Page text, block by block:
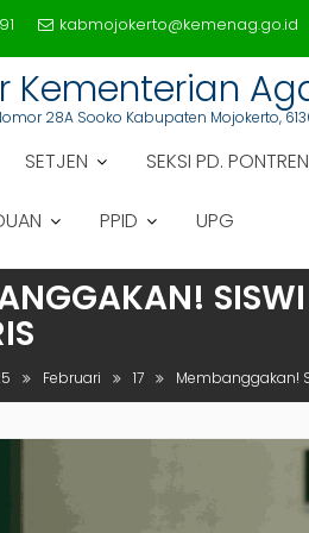
kabmojokerto@kemenag.go.id
Kementerian
28A Sooko Kabupaten Mojokerto,
SETJEN SEKSI PD. PONTREN
PPID UPG
Februari 17 Membanggakan!